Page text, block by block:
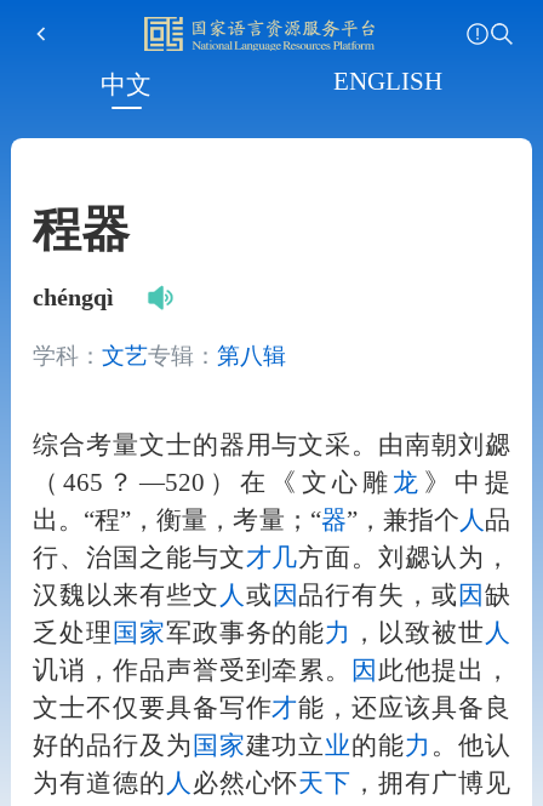
中文 ENGLISH
程器
chéngqì
学科： 文艺专辑： 第八辑
综合考量文士的器用与文采。由南朝刘勰
（465？—520）在《文心雕 龙 》中提
出。“程”，衡量，考量；“器”，兼指个 人 品
行、治国之能与文才几方面。刘勰认为，
汉魏以来有些文 人 或 因 品行有失，或 因缺
乏处理 国家军政事务的能力 ，以致被世 人
讥诮，作品声誉受到牵累。
因 此他提出，
文士不仅要具备写作才能，还应该具备良
好的品行及为 国家建功立业的能力 。他认
为有道德的 人 必然心怀天下 ，拥有广博见